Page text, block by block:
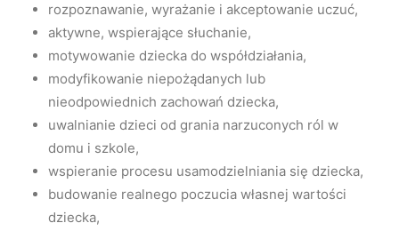
rozpoznawanie, wyrażanie i akceptowanie uczuć,
aktywne, wspierające słuchanie,
motywowanie dziecka do współdziałania,
modyfikowanie niepożądanych lub
nieodpowiednich zachowań dziecka,
uwalnianie dzieci od grania narzuconych ról w
domu i szkole,
wspieranie procesu usamodzielniania się dziecka,
budowanie realnego poczucia własnej wartości
dziecka,